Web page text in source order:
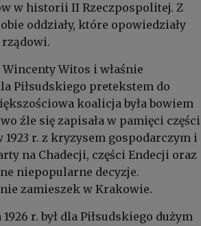
w historii II Rzeczpospolitej. Z
oddziały, które opowiedziały
rządowi.
Witos i właśnie
Piłsudskiego pretekstem do
koalicja była bowiem
źle się zapisała w pamięci części
r. z kryzysem gospodarczym i
na Chadecji, części Endecji oraz
niepopularne decyzje.
zamieszek w Krakowie.
r. był dla Piłsudskiego dużym